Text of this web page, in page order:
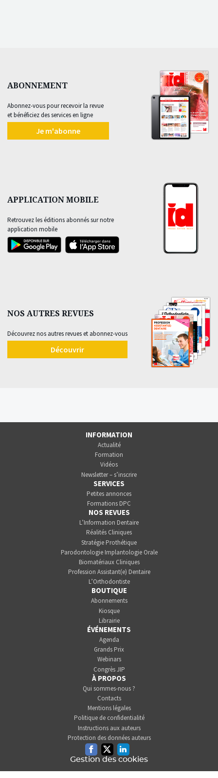
ABONNEMENT
Abonnez-vous pour recevoir la revue
et bénéficiez des services en ligne
Je m'abonne
APPLICATION MOBILE
Retrouvez les éditions abonnés sur notre
application mobile
NOS AUTRES REVUES
Découvrez nos autres revues et abonnez-vous
Découvrir
INFORMATION
Actualité
Formation
Vidéos
Newsletter – s’inscrire
SERVICES
Petites annonces
Formations DPC
NOS REVUES
L’Information Dentaire
Réalités Cliniques
Stratégie Prothétique
Parodontologie Implantologie Orale
Biomatériaux Cliniques
Profession Assistant(e) Dentaire
L’Orthodontiste
BOUTIQUE
Abonnements
Kiosque
Librairie
ÉVÉNEMENTS
Agenda
Grands Prix
Webinars
Congrès JIP
À PROPOS
Qui sommes-nous ?
Contacts
Mentions légales
Politique de confidentialité
Instructions aux auteurs
Protection des données auteurs
FacebookTwitterLinkedin
Gestion des cookies